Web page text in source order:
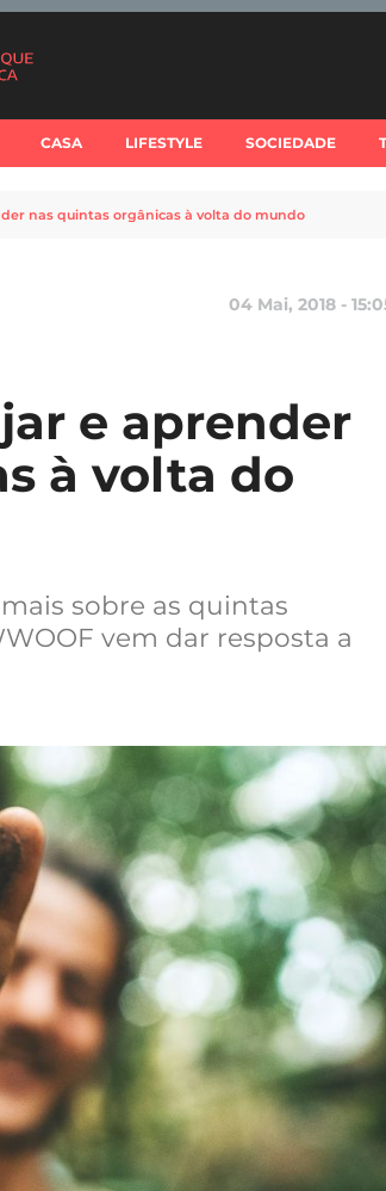
CASA LIFESTYLE SOCIEDADE
nas quintas orgânicas à volta do mundo
04 Mai, 2018 -
e aprender
à volta do
sobre as quintas
vem dar resposta a